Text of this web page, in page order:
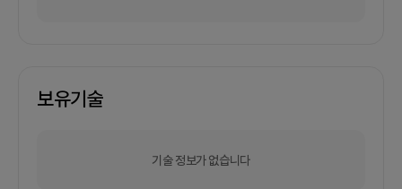
보유기술
기술 정보가 없습니다